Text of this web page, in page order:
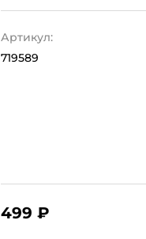
Артикул:
719589
499 ₽